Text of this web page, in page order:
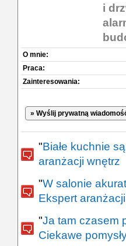
i
O mnie:
Praca:
Zainteresowania:
» Wyślij prywatną
"Białe kuchnie
aranżacji wnętrz
"W salonie
Ekspert
"Ja tam czasem
Ciekawe